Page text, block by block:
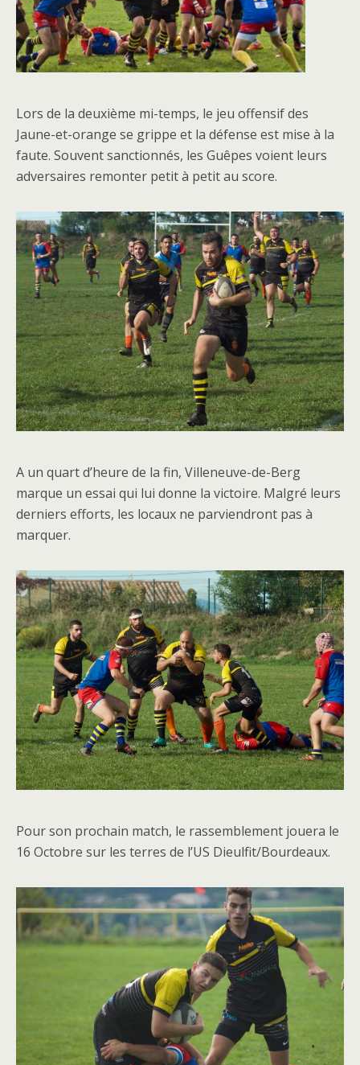
Lors de la deuxième mi-temps, le jeu offensif des
Jaune-et-orange se grippe et la défense est mise à la
faute. Souvent sanctionnés, les Guêpes voient leurs
adversaires remonter petit à petit au score.
A un quart d’heure de la fin, Villeneuve-de-Berg
marque un essai qui lui donne la victoire. Malgré leurs
derniers efforts, les locaux ne parviendront pas à
marquer.
Pour son prochain match, le rassemblement jouera le
16 Octobre sur les terres de l’US Dieulfit/Bourdeaux.